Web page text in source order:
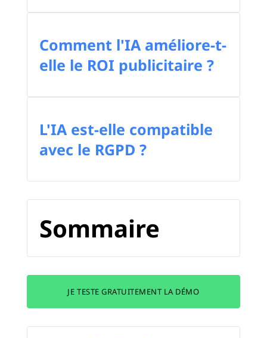
Comment l'IA améliore-t-
elle le ROI publicitaire ?
L'IA est-elle compatible
avec le RGPD ?
Sommaire
JE TESTE GRATUITEMENT LA DÉMO